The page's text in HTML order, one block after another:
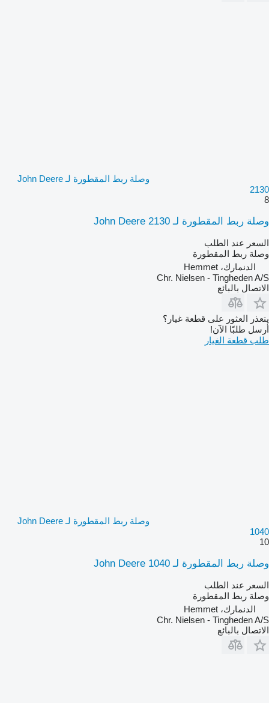
وصلة ربط المقطورة لـ John Deere
2130
8
وصلة ربط المقطورة لـ John Deere 2130
السعر عند الطلب
وصلة ربط المقطورة
الدنمارك، Hemmet
Chr. Nielsen - Tingheden A/S
الاتصال بالبائع
يتعذر العثور على قطعة غيار؟
أرسل طلبًا الآن!
طلب قطعة الغيار
وصلة ربط المقطورة لـ John Deere
1040
10
وصلة ربط المقطورة لـ John Deere 1040
السعر عند الطلب
وصلة ربط المقطورة
الدنمارك، Hemmet
Chr. Nielsen - Tingheden A/S
الاتصال بالبائع